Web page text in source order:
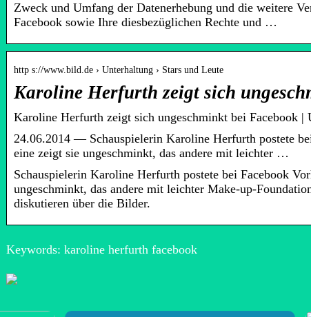
Zweck und Umfang der Datenerhebung und die weitere
Facebook sowie Ihre diesbezüglichen Rechte und …
http s://www.bild.de › Unterhaltung › Stars und Leute
Karoline Herfurth zeigt sich
Karoline Herfurth zeigt sich ungeschminkt bei Facebook |
24.06.2014 — Schauspielerin Karoline Herfurth postete
eine zeigt sie ungeschminkt, das andere mit leichter …
Schauspielerin Karoline Herfurth postete bei Facebook
ungeschminkt, das andere mit leichter Make-up-
diskutieren über die Bilder.
Keywords: karoline herfurth facebook